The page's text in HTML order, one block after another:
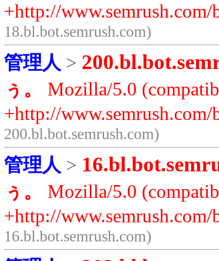
+http://
18.bl.bot.semrush.com)
管理人 >
ぅ。
Mozilla/5.0
+http://
200.bl.bot.semrush.com)
管理人 >
ぅ。
Mozilla/5.0
+http://
16.bl.bot.semrush.com)